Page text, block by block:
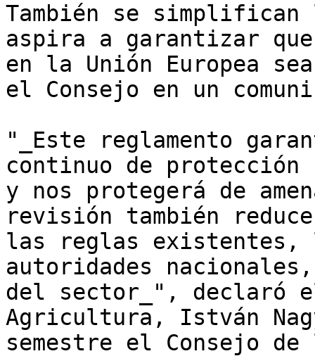
También se
aspira a garantizar
en la Unión Europea
el Consejo en un
"_Este reglamento
continuo de
y nos protegerá de
revisión también
las reglas existentes,
autoridades
del sector_", declaró
Agricultura, István
semestre el Consejo de